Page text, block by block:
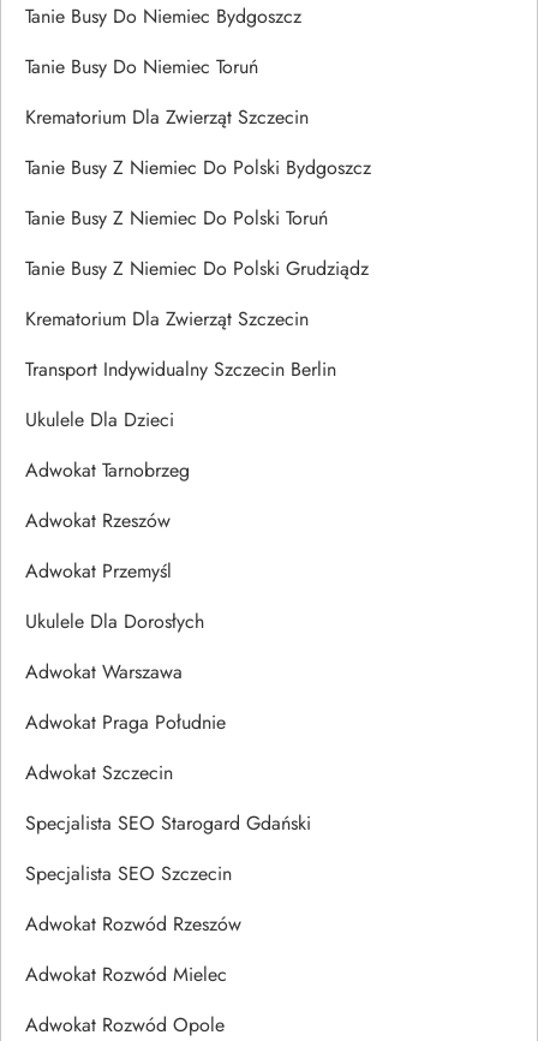
Tanie Busy Do Niemiec Bydgoszcz
Tanie Busy Do Niemiec Toruń
Krematorium Dla Zwierząt Szczecin
Tanie Busy Z Niemiec Do Polski Bydgoszcz
Tanie Busy Z Niemiec Do Polski Toruń
Tanie Busy Z Niemiec Do Polski Grudziądz
Krematorium Dla Zwierząt Szczecin
Transport Indywidualny Szczecin Berlin
Ukulele Dla Dzieci
Adwokat Tarnobrzeg
Adwokat Rzeszów
Adwokat Przemyśl
Ukulele Dla Dorosłych
Adwokat Warszawa
Adwokat Praga Południe
Adwokat Szczecin
Specjalista SEO Starogard Gdański
Specjalista SEO Szczecin
Adwokat Rozwód Rzeszów
Adwokat Rozwód Mielec
Adwokat Rozwód Opole